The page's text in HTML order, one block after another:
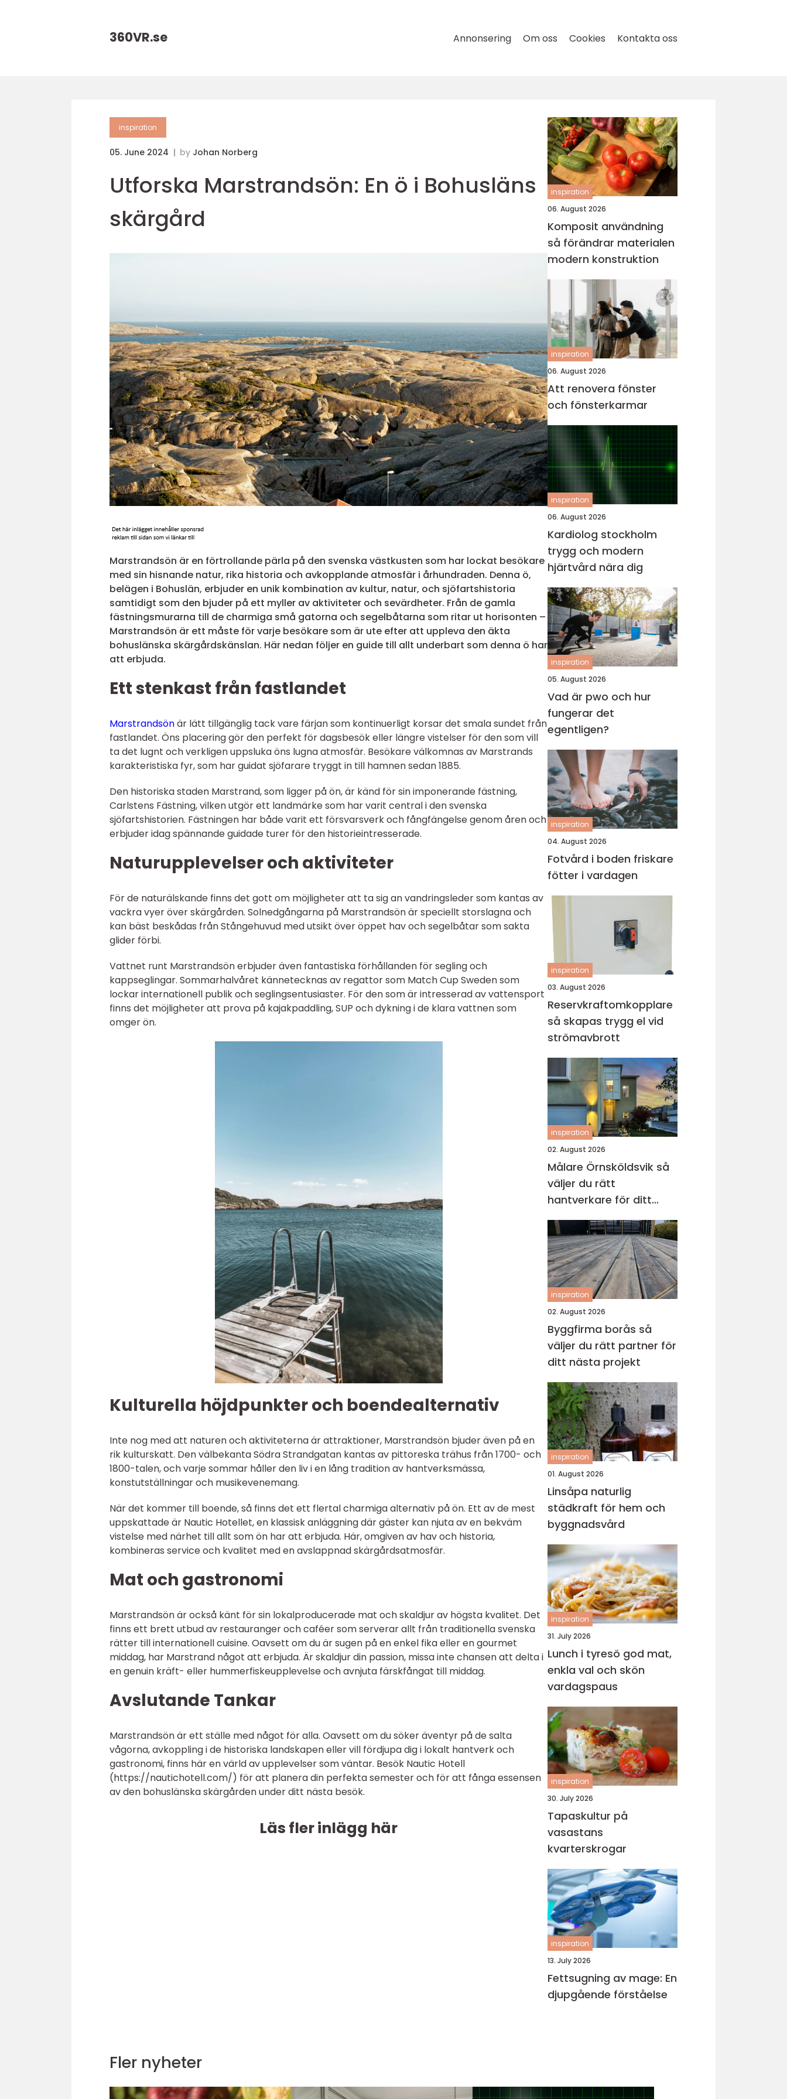
360VR.se Annonsering Om oss Cookies Kontakta oss
inspiration
05. June 2024 by Johan Norberg
Utforska Marstrandsön: En ö i Bohusläns
skärgård
Marstrandsön är en förtrollande pärla på den svenska västkusten som har lockat besökare
med sin hisnande natur, rika historia och avkopplande atmosfär i århundraden. Denna ö,
belägen i Bohuslän, erbjuder en unik kombination av kultur, natur, och sjöfartshistoria
samtidigt som den bjuder på ett myller av aktiviteter och sevärdheter. Från de gamla
fästningsmurarna till de charmiga små gatorna och segelbåtarna som ritar ut horisonten –
Marstrandsön är ett måste för varje besökare som är ute efter att uppleva den äkta
bohuslänska skärgårdskänslan. Här nedan följer en guide till allt underbart som denna ö har
att erbjuda.
Ett stenkast från fastlandet
Marstrandsönär lätt tillgänglig tack vare färjan som kontinuerligt korsar det smala sundet från
fastlandet. Öns placering gör den perfekt för dagsbesök eller längre vistelser för den som vill
ta det lugnt och verkligen uppsluka öns lugna atmosfär. Besökare välkomnas av Marstrands
karakteristiska fyr, som har guidat sjöfarare tryggt in till hamnen sedan 1885.
Den historiska staden Marstrand, som ligger på ön, är känd för sin imponerande fästning,
Carlstens Fästning, vilken utgör ett landmärke som har varit central i den svenska
sjöfartshistorien. Fästningen har både varit ett försvarsverk och fångfängelse genom åren och
erbjuder idag spännande guidade turer för den historieintresserade.
Naturupplevelser och aktiviteter
För de naturälskande finns det gott om möjligheter att ta sig an vandringsleder som kantas av
vackra vyer över skärgården. Solnedgångarna på Marstrandsön är speciellt storslagna och
kan bäst beskådas från Stångehuvud med utsikt över öppet hav och segelbåtar som sakta
glider förbi.
Vattnet runt Marstrandsön erbjuder även fantastiska förhållanden för segling och
kappseglingar. Sommarhalvåret kännetecknas av regattor som Match Cup Sweden som
lockar internationell publik och seglingsentusiaster. För den som är intresserad av vattensport
finns det möjligheter att prova på kajakpaddling, SUP och dykning i de klara vattnen som
omger ön.
Kulturella höjdpunkter och boendealternativ
Inte nog med att naturen och aktiviteterna är attraktioner, Marstrandsön bjuder även på en
rik kulturskatt. Den välbekanta Södra Strandgatan kantas av pittoreska trähus från 1700- och
1800-talen, och varje sommar håller den liv i en lång tradition av hantverksmässa,
konstutställningar och musikevenemang.
När det kommer till boende, så finns det ett flertal charmiga alternativ på ön. Ett av de mest
uppskattade är Nautic Hotellet, en klassisk anläggning där gäster kan njuta av en bekväm
vistelse med närhet till allt som ön har att erbjuda. Här, omgiven av hav och historia,
kombineras service och kvalitet med en avslappnad skärgårdsatmosfär.
Mat och gastronomi
Marstrandsön är också känt för sin lokalproducerade mat och skaldjur av högsta kvalitet. Det
finns ett brett utbud av restauranger och caféer som serverar allt från traditionella svenska
rätter till internationell cuisine. Oavsett om du är sugen på en enkel fika eller en gourmet
middag, har Marstrand något att erbjuda. Är skaldjur din passion, missa inte chansen att delta i
en genuin kräft- eller hummerfiskeupplevelse och avnjuta färskfångat till middag.
Avslutande Tankar
Marstrandsön är ett ställe med något för alla. Oavsett om du söker äventyr på de salta
vågorna, avkoppling i de historiska landskapen eller vill fördjupa dig i lokalt hantverk och
gastronomi, finns här en värld av upplevelser som väntar. Besök Nautic Hotell
(https://nautichotell.com/) för att planera din perfekta semester och för att fånga essensen
av den bohuslänska skärgården under ditt nästa besök.
Läs fler inlägg här
inspiration
06. August 2026
Komposit användning
så förändrar materialen
modern konstruktion
inspiration
06. August 2026
Att renovera fönster
och fönsterkarmar
inspiration
06. August 2026
Kardiolog stockholm
trygg och modern
hjärtvård nära dig
inspiration
05. August 2026
Vad är pwo och hur
fungerar det
egentligen?
inspiration
04. August 2026
Fotvård i boden friskare
fötter i vardagen
inspiration
03. August 2026
Reservkraftomkopplare
så skapas trygg el vid
strömavbrott
inspiration
02. August 2026
Målare Örnsköldsvik så
väljer du rätt
hantverkare för ditt
projekt
inspiration
02. August 2026
Byggfirma borås så
väljer du rätt partner för
ditt nästa projekt
inspiration
01. August 2026
Linsåpa naturlig
städkraft för hem och
byggnadsvård
inspiration
31. July 2026
Lunch i tyresö god mat,
enkla val och skön
vardagspaus
inspiration
30. July 2026
Tapaskultur på
vasastans
kvarterskrogar
inspiration
13. July 2026
Fettsugning av mage: En
djupgående förståelse
Fler nyheter